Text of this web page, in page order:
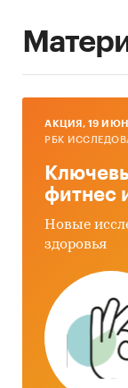
AКЦИЯ, 19
РБК
фитнес
Новые
здоровья